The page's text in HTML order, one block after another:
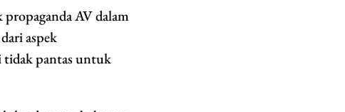
AV dalam
aspek
tidak pantas untuk